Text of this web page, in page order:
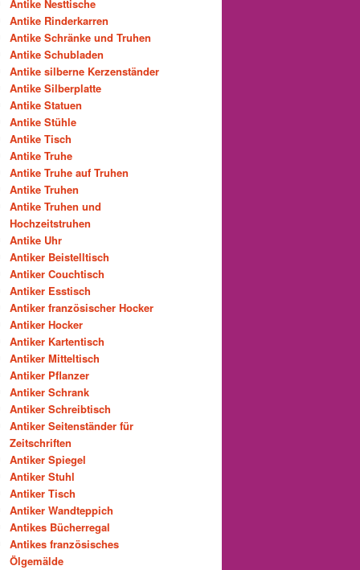
Antike Nesttische
Antike Rinderkarren
Antike Schränke und Truhen
Antike Schubladen
Antike silberne Kerzenständer
Antike Silberplatte
Antike Statuen
Antike Stühle
Antike Tisch
Antike Truhe
Antike Truhe auf Truhen
Antike Truhen
Antike Truhen und
Hochzeitstruhen
Antike Uhr
Antiker Beistelltisch
Antiker Couchtisch
Antiker Esstisch
Antiker französischer Hocker
Antiker Hocker
Antiker Kartentisch
Antiker Mitteltisch
Antiker Pflanzer
Antiker Schrank
Antiker Schreibtisch
Antiker Seitenständer für
Zeitschriften
Antiker Spiegel
Antiker Stuhl
Antiker Tisch
Antiker Wandteppich
Antikes Bücherregal
Antikes französisches
Ölgemälde